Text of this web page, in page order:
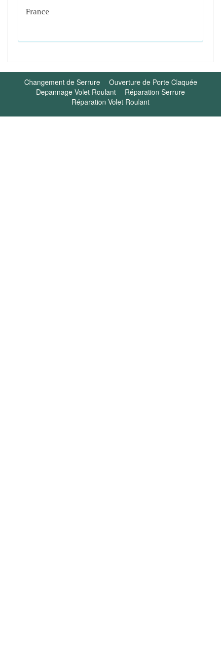
France
Changement de Serrure
Ouverture de Porte Claquée
Depannage Volet Roulant
Réparation Serrure
Réparation Volet Roulant